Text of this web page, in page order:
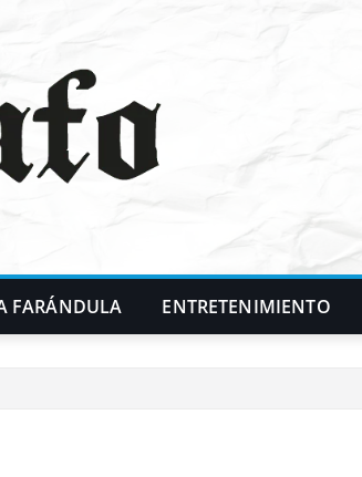
FARÁNDULA ENTRETENIMIENTO